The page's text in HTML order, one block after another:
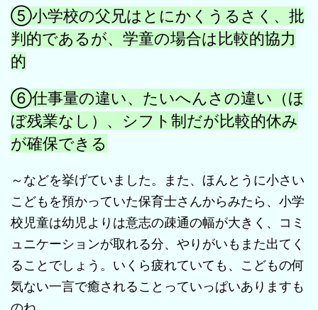
⑤小学校の父兄はとにかくうるさく、批
判的であるが、学童の場合は比較的協力
的
⑥仕事量の違い、たいへんさの違い（ほ
ぼ残業なし）、シフト制だが比較的休み
が確保できる
～などを挙げていました。また、ほんとうに小さい
こどもを預かっていた保育士さんからみたら、小学
校児童は幼児よりは意志の疎通の幅が大きく、コミ
ュニケーションが取れる分、やりがいもまた出てく
ることでしょう。いくら疲れていても、こどもの何
気ない一言で癒されることっていっぱいありますも